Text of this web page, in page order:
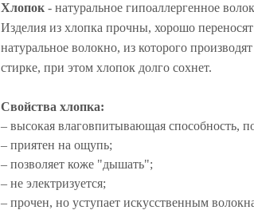
Хлопок - натуральное гипоаллергенное
Изделия из хлопка прочны, хорошо
натуральное волокно, из которого
стирке, при этом хлопок долго сохнет.
Свойства хлопка:
– высокая влаговпитывающая способность,
– приятен на ощупь;
– позволяет коже "дышать";
– не электризуется;
– прочен, но уступает искусственным